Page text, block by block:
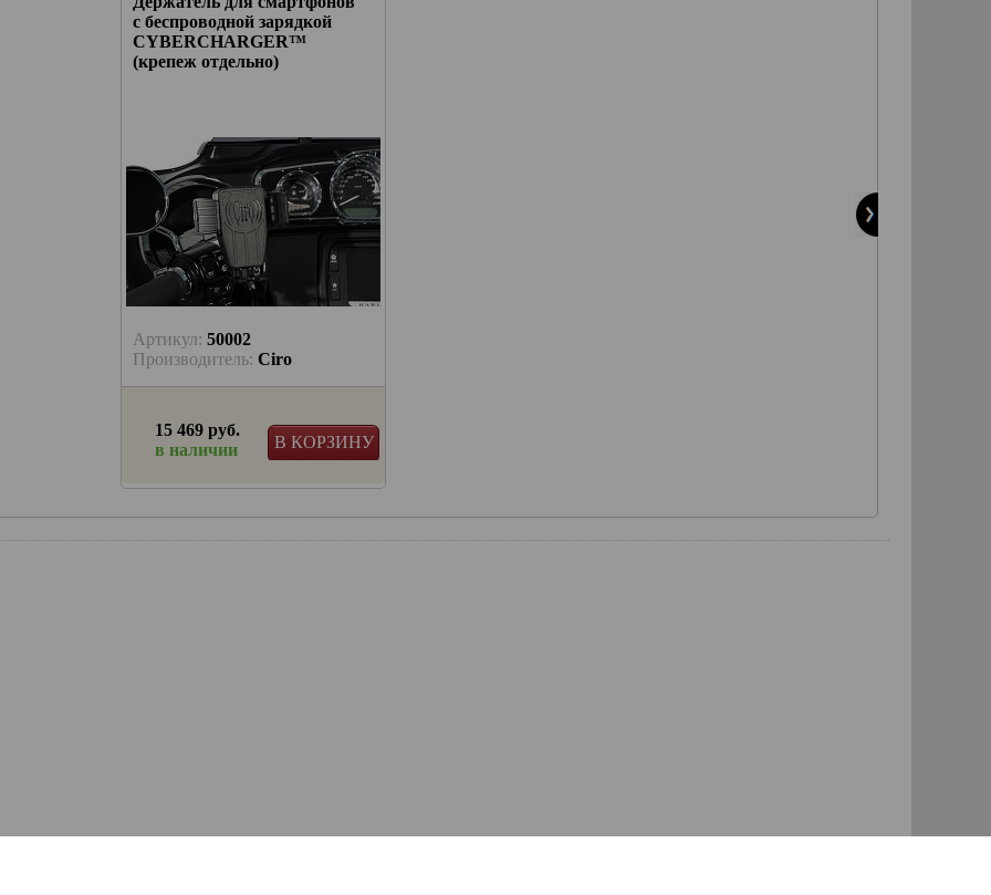
с беспроводной зарядкой
CYBERCHARGER™
(крепеж отдельно)
Артикул: 50002
Производитель: Ciro
В КОРЗИНУ
15 469 руб.
в наличии